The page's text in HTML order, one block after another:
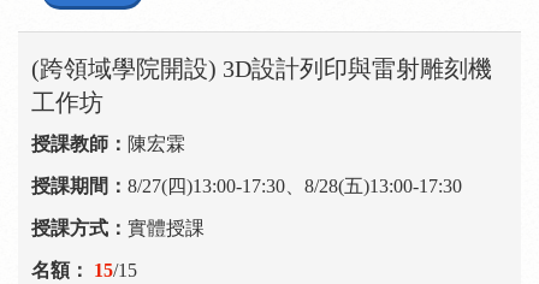
(跨領域學院開設) 3D設計列印與雷射雕刻機
工作坊
陳宏霖
8/27(四)13:00-17:30、8/28(五)13:00-17:30
實體授課
15/15